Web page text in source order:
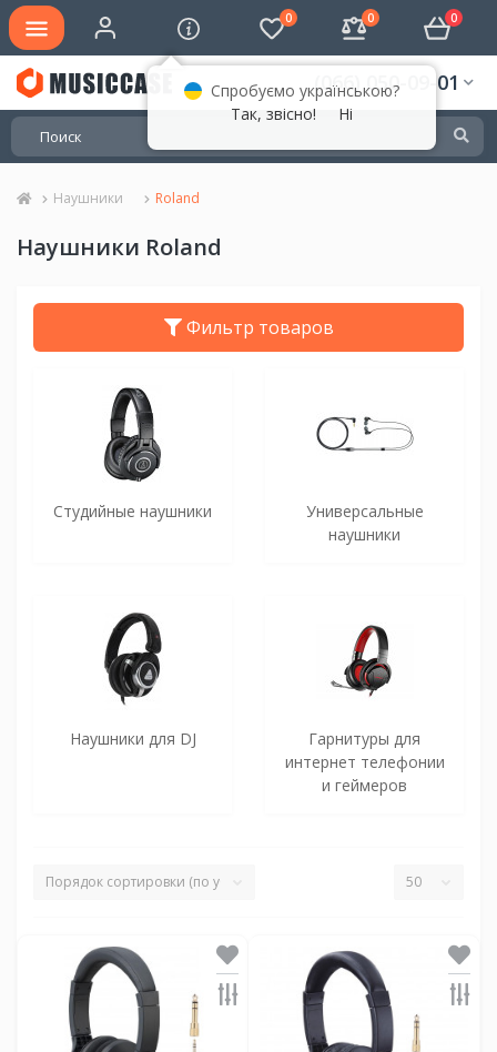
0 0 0
(066) 050-09-01
Наушники Roland
Наушники Roland
Фильтр товаров
Студийные наушники
Универсальные
наушники
Наушники для DJ
Гарнитуры для
интернет телефонии
и геймеров
Спробуємо українською?
Так, звісно!
Ні